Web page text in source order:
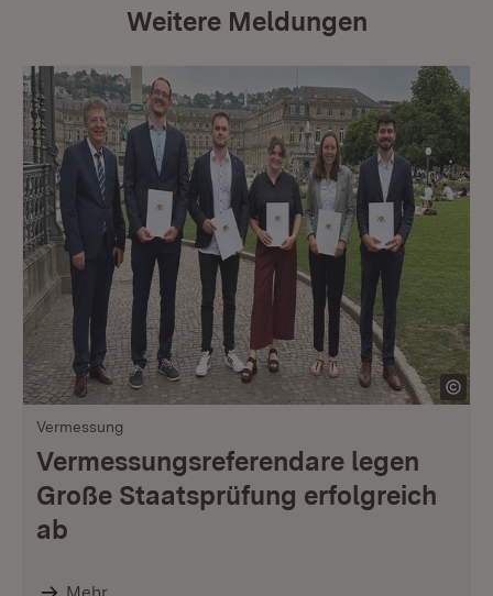
Weitere Meldungen
Vermessung
Vermessungsreferendare legen
Große Staatsprüfung erfolgreich
ab